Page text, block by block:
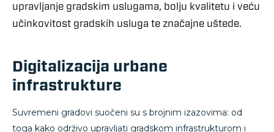
upravljanje gradskim uslugama, bolju kvalitetu i veću
učinkovitost gradskih usluga te značajne uštede.
Digitalizacija urbane
infrastrukture
Suvremeni gradovi suočeni su s brojnim izazovima: od
toga kako održivo upravljati gradskom infrastrukturom i